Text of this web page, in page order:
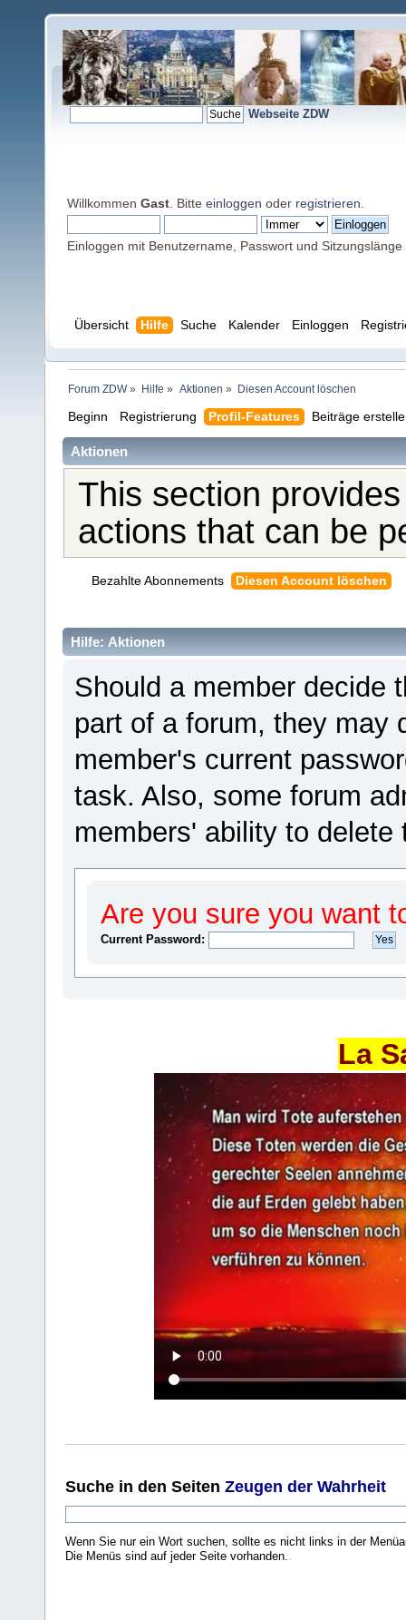
Webseite ZDW
Willkommen Gast . Bitte einloggen oder registrieren
Einloggen mit Benutzername, Passwort und Sitzungslänge
Übersicht Hilfe Suche Kalender Einloggen
Forum ZDW» Hilfe » Aktionen » Diesen Account löschen
Beginn Registrierung Profil-Features Beiträge
Aktionen
This section
actions that can be
Bezahlte Abonnements Diesen Account löschen
Hilfe: Aktionen
Should a member decide
part of a forum, they may
member's current
task. Also, some forum
members' ability to delete
Are you sure you want
Current Password:
La
Suche in den Seiten Zeugen der Wahrheit
Wenn Sie nur ein Wort suchen, sollte es nicht links in der
Die Menüs sind auf jeder Seite vorhanden.